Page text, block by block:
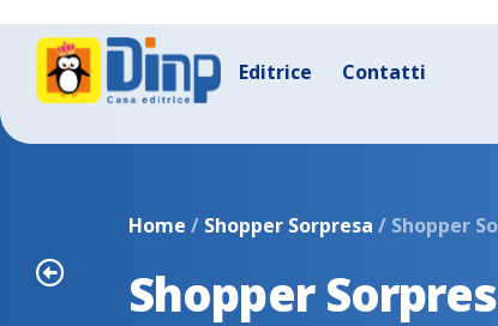
Editrice Contatti
Home / Shopper Sorpresa / Shopper
Shopper